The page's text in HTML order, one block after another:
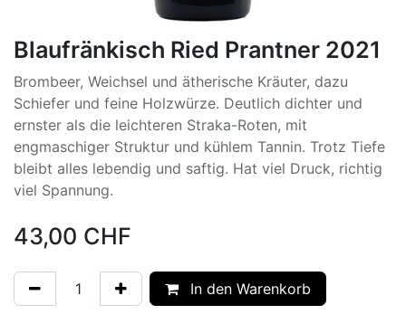
Blaufränkisch Ried Prantner 2021
Brombeer, Weichsel und ätherische Kräuter, dazu
Schiefer und feine Holzwürze. Deutlich dichter und
ernster als die leichteren Straka-Roten, mit
engmaschiger Struktur und kühlem Tannin. Trotz Tiefe
bleibt alles lebendig und saftig. Hat viel Druck, richtig
viel Spannung.
43,00 CHF
In den Warenkorb